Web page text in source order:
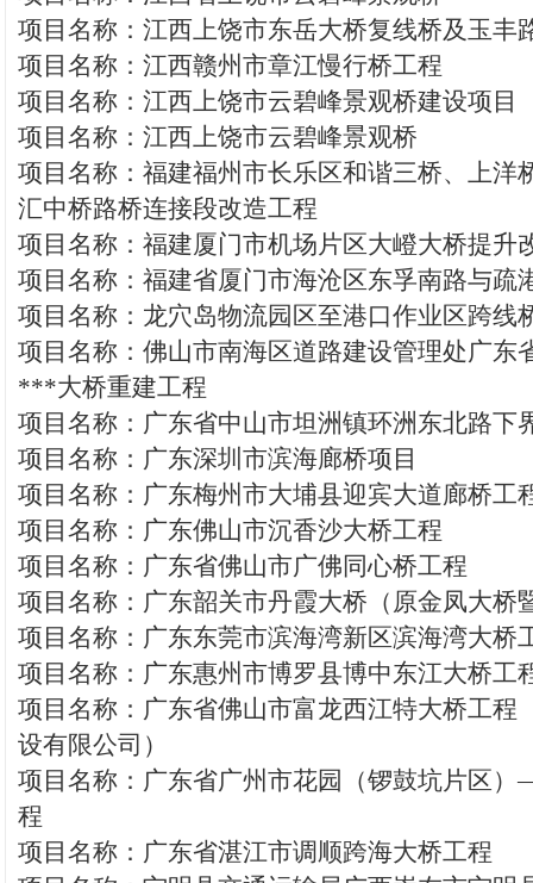
项目名称：江西上饶市东岳大桥复线桥及玉丰
项目名称：江西赣州市章江慢行桥工程
项目名称：江西上饶市云碧峰景观桥建设项目
项目名称：江西上饶市云碧峰景观桥
项目名称：福建福州市长乐区和谐三桥、上洋
汇中桥路桥连接段改造工程
项目名称：福建厦门市机场片区大嶝大桥提升
项目名称：福建省厦门市海沧区东孚南路与疏
项目名称：龙穴岛物流园区至港口作业区跨线
项目名称：佛山市南海区道路建设管理处广东
***大桥重建工程
项目名称：广东省中山市坦洲镇环洲东北路下
项目名称：广东深圳市滨海廊桥项目
项目名称：广东梅州市大埔县迎宾大道廊桥工
项目名称：广东佛山市沉香沙大桥工程
项目名称：广东省佛山市广佛同心桥工程
项目名称：广东韶关市丹霞大桥（原金凤大桥
项目名称：广东东莞市滨海湾新区滨海湾大桥
项目名称：广东惠州市博罗县博中东江大桥工
项目名称：广东省佛山市富龙西江特大桥工程
设有限公司）
项目名称：广东省广州市花园（锣鼓坑片区
程
项目名称：广东省湛江市调顺跨海大桥工程